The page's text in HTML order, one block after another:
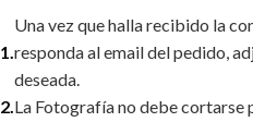
Una vez que halla recibido la
responda al email del pedido,
deseada.
La Fotografía no debe cortarse